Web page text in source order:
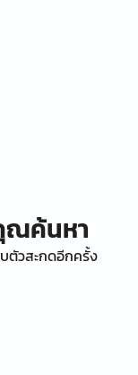
ณค้นหา
ตัวสะกดอีกครั้ง